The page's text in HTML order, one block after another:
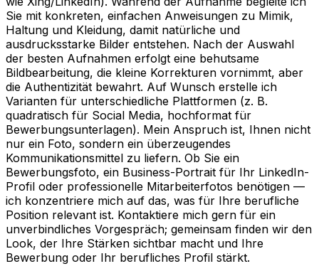
Sie mit konkreten, einfachen Anweisungen zu Mimik,
Haltung und Kleidung, damit natürliche und
ausdrucksstarke Bilder entstehen. Nach der Auswahl
der besten Aufnahmen erfolgt eine behutsame
Bildbearbeitung, die kleine Korrekturen vornimmt, aber
die Authentizität bewahrt. Auf Wunsch erstelle ich
Varianten für unterschiedliche Plattformen (z. B.
quadratisch für Social Media, hochformat für
Bewerbungsunterlagen). Mein Anspruch ist, Ihnen nicht
nur ein Foto, sondern ein überzeugendes
Kommunikationsmittel zu liefern. Ob Sie ein
Bewerbungsfoto, ein Business-Portrait für Ihr LinkedIn-
Profil oder professionelle Mitarbeiterfotos benötigen —
ich konzentriere mich auf das, was für Ihre berufliche
Position relevant ist. Kontaktiere mich gern für ein
unverbindliches Vorgespräch; gemeinsam finden wir den
Look, der Ihre Stärken sichtbar macht und Ihre
Bewerbung oder Ihr berufliches Profil stärkt.